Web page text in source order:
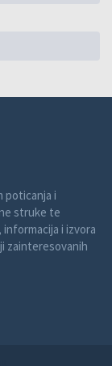
poticanja i
struke te
i izvora
zainteresovanih